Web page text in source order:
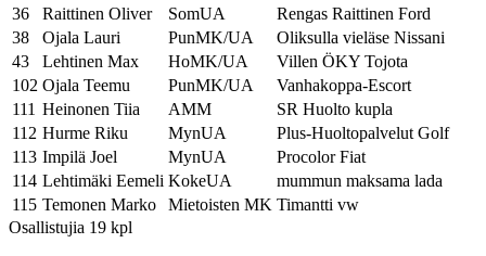
36
Raittinen Oliver SomUA
Rengas Raittinen Ford
38
Ojala Lauri PunMK/UA
Oliksulla vieläse Nissani
43
Lehtinen Max HoMK/UA
Villen ÖKY Tojota
102 Ojala Teemu PunMK/UA
Vanhakoppa-Escort
111 Heinonen Tiia AMM
SR Huolto kupla
112 Hurme Riku MynUA
Plus-Huoltopalvelut Golf
113 Impilä Joel MynUA
Procolor Fiat
114 Lehtimäki Eemeli KokeUA
mummun maksama lada
115 Temonen Marko Mietoisten MK Timantti vw
Osallistujia 19 kpl